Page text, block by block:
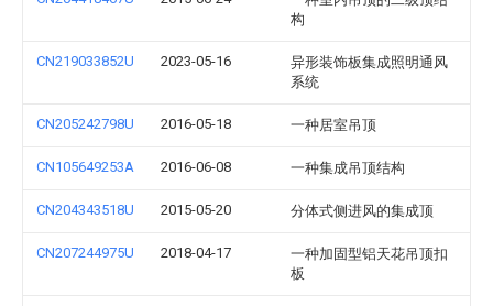
构
CN219033852U 2023-05-16
异形装饰板集成照明通风
系统
CN205242798U 2016-05-18 一种居室吊顶
CN105649253A 2016-06-08 一种集成吊顶结构
CN204343518U 2015-05-20 分体式侧进风的集成顶
CN207244975U 2018-04-17
一种加固型铝天花吊顶扣
板